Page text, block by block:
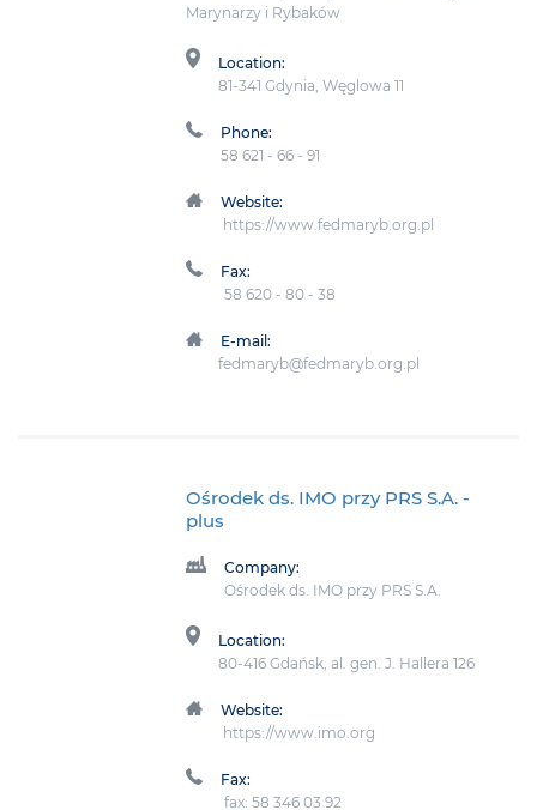
Marynarzy i Rybaków
Location:
81-341 Gdynia, Węglowa 11
Phone:
58 621 - 66 - 91
Website:
https://www.fedmaryb.org.pl
Fax:
58 620 - 80 - 38
E-mail:
fedmaryb@fedmaryb.org.pl
Ośrodek ds. IMO przy PRS S.A. -
plus
Company:
Ośrodek ds. IMO przy PRS S.A.
Location:
80-416 Gdańsk, al. gen. J. Hallera 126
Website:
https://www.imo.org
Fax:
fax: 58 346 03 92